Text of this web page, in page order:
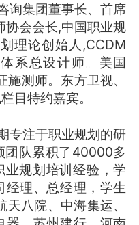
询集团董事长、首席
协会会长,中国职业规
理论创始人,CCDM
系总设计师。美国
测师。东方卫视、
目特约嘉宾。
注于职业规划的研
团队累积了40000多
规划培训经验，学
经理、总经理，学生
八院、中海集运、